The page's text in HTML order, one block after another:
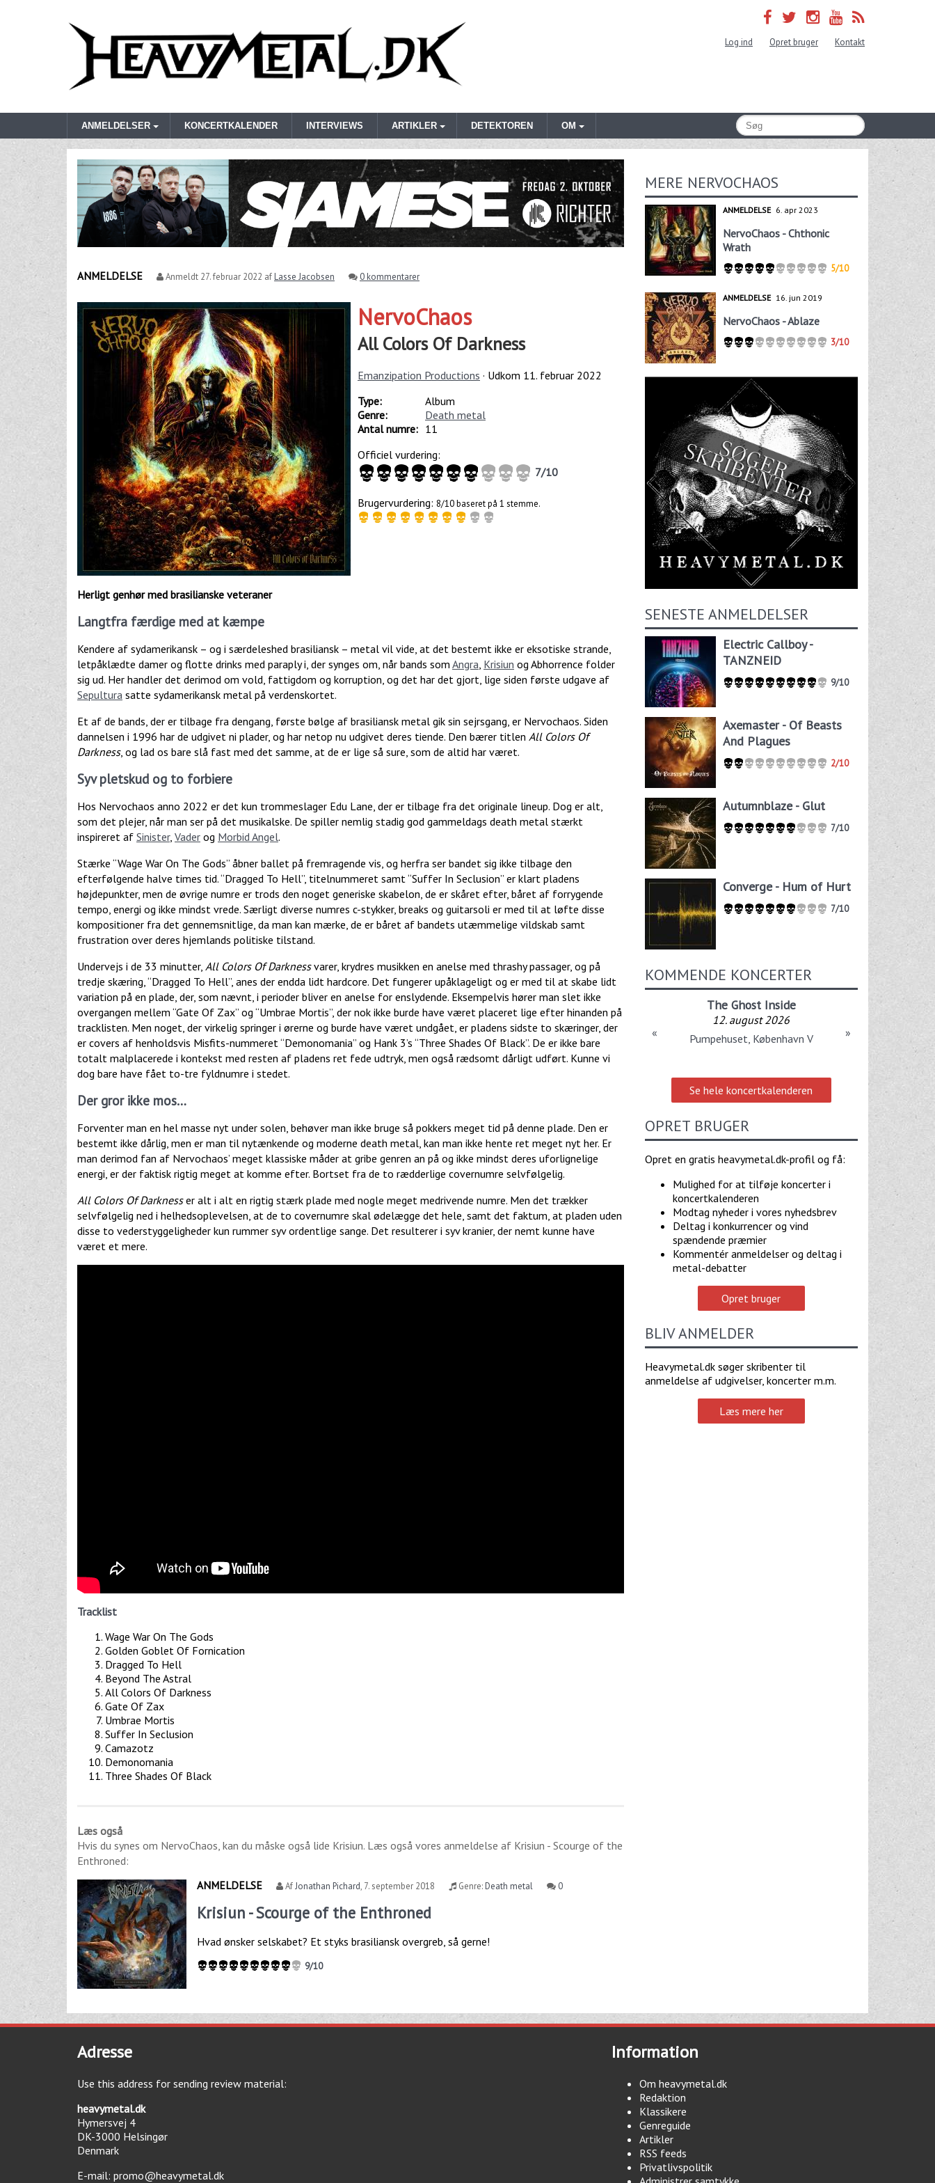
Log ind Opret bruger Kontakt
ANMELDELSER KONCERTKALENDER INTERVIEWS ARTIKLER DETEKTOREN OM
ANMELDELSE Anmeldt 27. februar 2022 afLasse Jacobsen 0 kommentarer
NervoChaos
All Colors Of Darkness
Emanzipation Productions · Udkom 11. februar 2022
Type:
Album
Genre:
Death metal
Antal numre: 11
Officiel vurdering:
7/10
Brugervurdering: 8/10 baseret på 1 stemme.
Herligt genhør med brasilianske veteraner
Langtfra færdige med at kæmpe
Kendere af sydamerikansk – og i særdeleshed brasiliansk – metal vil vide, at det bestemt ikke er eksotiske strande,
letpåklædte damer og flotte drinks med paraply i, der synges om, når bands som Angra Krisiun og Abhorrence folder
sig ud. Her handler det derimod om vold, fattigdom og korruption, og det har det gjort, lige siden første udgave af
Sepultura satte sydamerikansk metal på verdenskortet.
Et af de bands, der er tilbage fra dengang, første bølge af brasiliansk metal gik sin sejrsgang, er Nervochaos. Siden
dannelsen i 1996 har de udgivet ni plader, og har netop nu udgivet deres tiende. Den bærer titlen All Colors Of
Darkness, og lad os bare slå fast med det samme, at de er lige så sure, som de altid har været.
Syv pletskud og to forbiere
Hos Nervochaos anno 2022 er det kun trommeslager Edu Lane, der er tilbage fra det originale lineup. Dog er alt,
som det plejer, når man ser på det musikalske. De spiller nemlig stadig god gammeldags death metal stærkt
inspireret af Sinister, Vader og Morbid Angel.
Stærke “Wage War On The Gods” åbner ballet på fremragende vis, og herfra ser bandet sig ikke tilbage den
efterfølgende halve times tid. “Dragged To Hell”, titelnummeret samt “Suffer In Seclusion” er klart pladens
højdepunkter, men de øvrige numre er trods den noget generiske skabelon, de er skåret efter, båret af forrygende
tempo, energi og ikke mindst vrede. Særligt diverse numres c-stykker, breaks og guitarsoli er med til at løfte disse
kompositioner fra det gennemsnitlige, da man kan mærke, de er båret af bandets utæmmelige vildskab samt
frustration over deres hjemlands politiske tilstand.
Undervejs i de 33 minutter, All Colors Of Darknessvarer, krydres musikken en anelse med thrashy passager, og på
tredje skæring, “Dragged To Hell”, anes der endda lidt hardcore. Det fungerer upåklageligt og er med til at skabe lidt
variation på en plade, der, som nævnt, i perioder bliver en anelse for enslydende. Eksempelvis hører man slet ikke
overgangen mellem “Gate Of Zax” og “Umbrae Mortis”, der nok ikke burde have været placeret lige efter hinanden på
tracklisten. Men noget, der virkelig springer i ørerne og burde have været undgået, er pladens sidste to skæringer, der
er covers af henholdsvis Misfits-nummeret “Demonomania” og Hank 3’s “Three Shades Of Black”. De er ikke bare
totalt malplacerede i kontekst med resten af pladens ret fede udtryk, men også rædsomt dårligt udført. Kunne vi
dog bare have fået to-tre fyldnumre i stedet.
Der gror ikke mos…
Forventer man en hel masse nyt under solen, behøver man ikke bruge så pokkers meget tid på denne plade. Den er
bestemt ikke dårlig, men er man til nytænkende og moderne death metal, kan man ikke hente ret meget nyt her. Er
man derimod fan af Nervochaos’ meget klassiske måder at gribe genren an på og ikke mindst deres uforlignelige
energi, er der faktisk rigtig meget at komme efter. Bortset fra de to rædderlige covernumre selvfølgelig.
All Colors Of Darknesser alt i alt en rigtig stærk plade med nogle meget medrivende numre. Men det trækker
selvfølgelig ned i helhedsoplevelsen, at de to covernumre skal ødelægge det hele, samt det faktum, at pladen uden
disse to vederstyggeligheder kun rummer syv ordentlige sange. Det resulterer i syv kranier, der nemt kunne have
været et mere.
Tracklist
Wage War On The Gods
Golden Goblet Of Fornication
Dragged To Hell
Beyond The Astral
All Colors Of Darkness
Gate Of Zax
Umbrae Mortis
Suffer In Seclusion
Camazotz
Demonomania
Three Shades Of Black
Læs også
Hvis du synes om NervoChaos, kan du måske også lide Krisiun. Læs også vores anmeldelse af Krisiun - Scourge of the
Enthroned:
ANMELDELSE
AfJonathan Pichard, 7. september 2018 Genre:Death metal 0
Krisiun - Scourge of the Enthroned
Hvad ønsker selskabet? Et styks brasiliansk overgreb, så gerne!
9/10
MERE NERVOCHAOS
ANMELDELSE 6. apr 2023
NervoChaos - Chthonic
Wrath
5/10
ANMELDELSE 16. jun 2019
NervoChaos - Ablaze
3/10
SENESTE ANMELDELSER
Electric Callboy -
TANZNEID
9/10
Axemaster - Of Beasts
And Plagues
2/10
Autumnblaze - Glut
7/10
Converge - Hum of Hurt
7/10
KOMMENDE KONCERTER
The Ghost Inside
12. august 2026
Pumpehuset, København V
Tailgunner
12. august 2026
Spillestedet Stengade, København N
« »
Se hele koncertkalenderen
OPRET BRUGER
Opret en gratis heavymetal.dk-profil og få:
Mulighed for at tilføje koncerter i
koncertkalenderen
Modtag nyheder i vores nyhedsbrev
Deltag i konkurrencer og vind
spændende præmier
Kommentér anmeldelser og deltag i
metal-debatter
Opret bruger
BLIV ANMELDER
Heavymetal.dk søger skribenter til
anmeldelse af udgivelser, koncerter m.m.
Læs mere her
Adresse
Use this address for sending review material:
heavymetal.dk
Hymersvej 4
DK-3000 Helsingør
Denmark
E-mail: promo@heavymetal.dk
Information
Om heavymetal.dk
Redaktion
Klassikere
Genreguide
Artikler
RSS feeds
Privatlivspolitik